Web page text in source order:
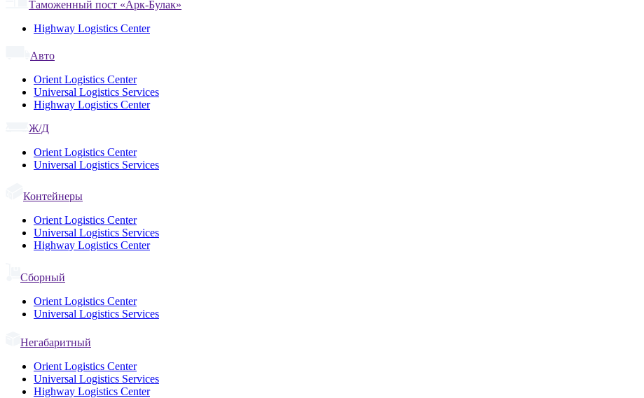
Таможенный пост «Арк-Булак»
Highway Logistics Center
Авто
Orient Logistics Center
Universal Logistics Services
Highway Logistics Center
Ж/Д
Orient Logistics Center
Universal Logistics Services
Контейнеры
Orient Logistics Center
Universal Logistics Services
Highway Logistics Center
Сборный
Orient Logistics Center
Universal Logistics Services
Негабаритный
Orient Logistics Center
Universal Logistics Services
Highway Logistics Center